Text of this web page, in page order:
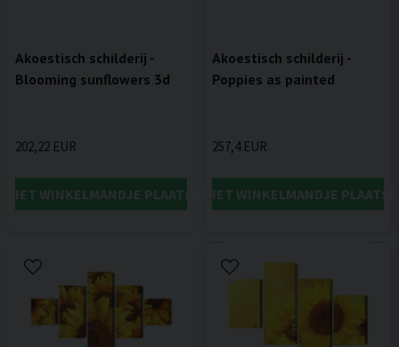
Akoestisch schilderij -
Blooming sunflowers 3d
202,22 EUR
HET WINKELMANDJE PLAATSEN
Akoestisch schilderij -
Poppies as painted
257,4 EUR
IN HET WINKELMANDJE